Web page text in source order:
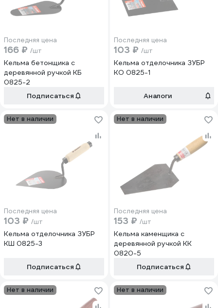
Последняя цена
166 ₽ /шт
Кельма бетонщика с
деревянной ручкой КБ
0825-2
Подписаться
Последняя цена
103 ₽ /шт
Кельма отделочника ЗУБР
КО 0825-1
Аналоги
Нет в наличии
Последняя цена
103 ₽ /шт
Кельма отделочника ЗУБР
КШ 0825-3
Подписаться
Нет в наличии
Последняя цена
153 ₽ /шт
Кельма каменщика с
деревянной ручкой КК
0820-5
Подписаться
Нет в наличии Нет в наличии